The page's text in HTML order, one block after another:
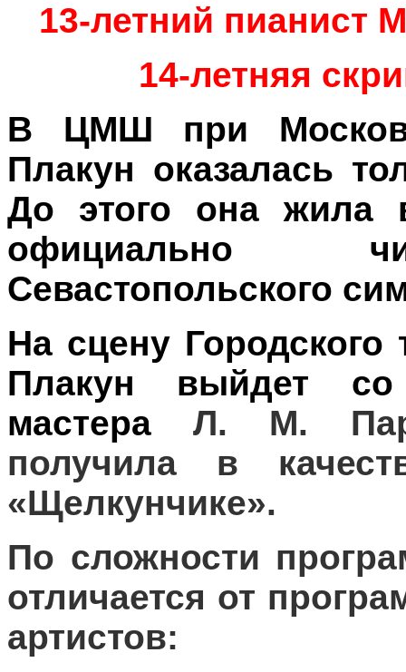
13-летний пианист
14-летняя
В ЦМШ при
Плакун оказалась
До этого она
официально
Севастопольского
На сцену Городского
Плакун выйдет со
мастераЛ. М.
получила в
«Щелкунчике».
По сложности
отличается от
артистов: